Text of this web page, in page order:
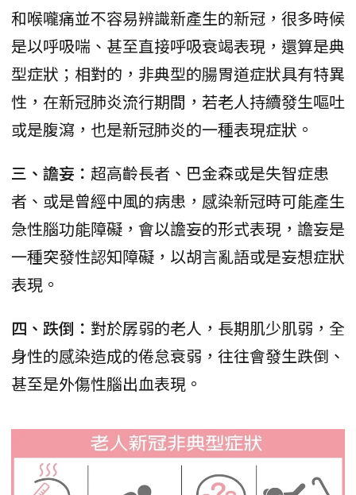
和喉嚨痛並不容易辨識新產生的新冠，很多時候
是以呼吸喘、甚至直接呼吸衰竭表現，還算是典
型症狀；相對的，非典型的腸胃道症狀具有特異
性，在新冠肺炎流行期間，若老人持續發生嘔吐
或是腹瀉，也是新冠肺炎的一種表現症狀。
三、譫妄： 超高齡長者、巴金森或是失智症患
者、或是曾經中風的病患，感染新冠時可能產生
急性腦功能障礙，會以譫妄的形式表現，譫妄是
一種突發性認知障礙，以胡言亂語或是妄想症狀
表現。
四、跌倒： 對於孱弱的老人，長期肌少肌弱，全
身性的感染造成的倦怠衰弱，往往會發生跌倒、
甚至是外傷性腦出血表現。